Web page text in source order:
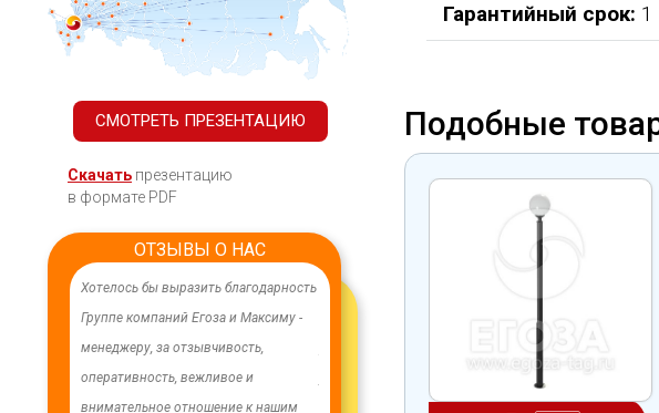
СМОТРЕТЬ ПРЕЗЕНТАЦИЮ
Скачать презентацию
в формате PDF
ОТЗЫВЫ О НАС
Хотелось бы выразить благодарность
Группе компаний Егоза и Максиму -
менеджеру, за отзывчивость,
оперативность, вежливое и
внимательное отношение к нашим
В целях устойчивого водоснабжения,
лет
Гарантийный срок: 1
Подобные